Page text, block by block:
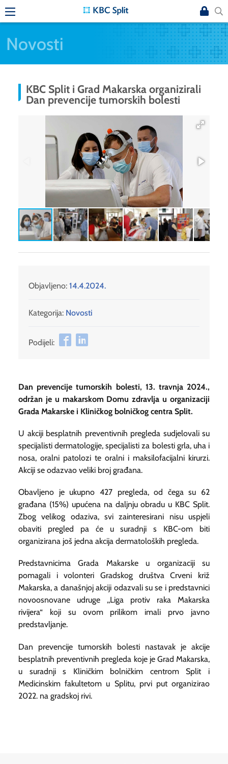
Novosti
KBC Split i Grad Makarska organizirali
Dan prevencije tumorskih bolesti
Objavljeno: 14.4.2024.
Kategorija: Novosti
Podijeli:
Dan prevencije tumorskih bolesti, 13. travnja 2024.,
održan je u makarskom Domu zdravlja u organizaciji
Grada Makarske i Kliničkog bolničkog centra Split.
U akciji besplatnih preventivnih pregleda sudjelovali su
specijalisti dermatologije, specijalisti za bolesti grla, uha i
nosa, oralni patolozi te oralni i maksilofacijalni kirurzi.
Akciji se odazvao veliki broj građana.
Obavljeno je ukupno 427 pregleda, od čega su 62
građana (15%) upućena na daljnju obradu u KBC Split.
Zbog velikog odaziva, svi zainteresirani nisu uspjeli
obaviti pregled pa će u suradnji s KBC-om biti
organizirana još jedna akcija dermatoloških pregleda.
Predstavnicima Grada Makarske u organizaciji su
pomagali i volonteri Gradskog društva Crveni križ
Makarska, a današnjoj akciji odazvali su se i predstavnici
novoosnovane udruge ,,Liga protiv raka Makarska
rivijera“ koji su ovom prilikom imali prvo javno
predstavljanje.
Dan prevencije tumorskih bolesti nastavak je akcije
besplatnih preventivnih pregleda koje je Grad Makarska,
u suradnji s Kliničkim bolničkim centrom Split i
Medicinskim fakultetom u Splitu, prvi put organizirao
2022. na gradskoj rivi.